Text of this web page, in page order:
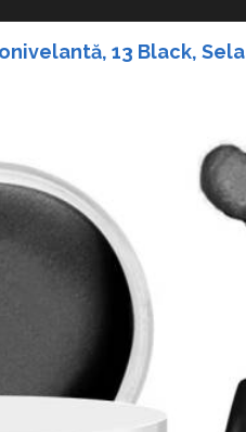
13 Black, Sela